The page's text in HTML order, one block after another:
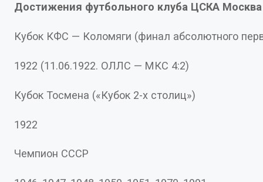
Достижения футбольного клуба ЦСКА Москва
Кубок КФС — Коломяги (финал абсолютного
1922 (11.06.1922. ОЛЛС — МКС 4:2)
Кубок Тосмена («Кубок 2-х столиц»)
1922
Чемпион СССР